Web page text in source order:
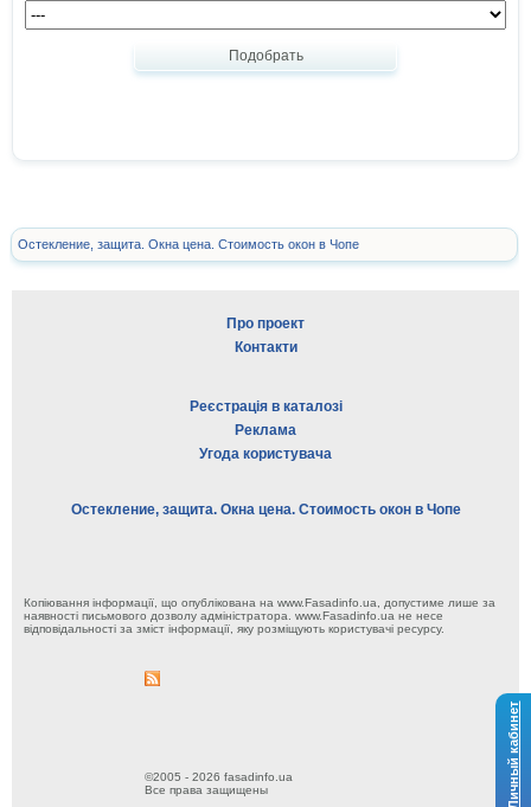
Личный кабинет
Подобрать
Остекление, защита. Окна цена. Стоимость окон в Чопе
Про проект
Контакти
Реєстрація в каталозі
Реклама
Угода користувача
Остекление, защита. Окна цена. Стоимость окон в Чопе
Копіювання інформації, що опублікована на www.Fasadinfo.ua, допустиме лише за
наявності письмового дозволу адміністратора. www.Fasadinfo.ua не несе
відповідальності за зміст інформації, яку розміщують користувачі ресурсу.
©2005 - 2026 fasadinfo.ua
Все права защищены